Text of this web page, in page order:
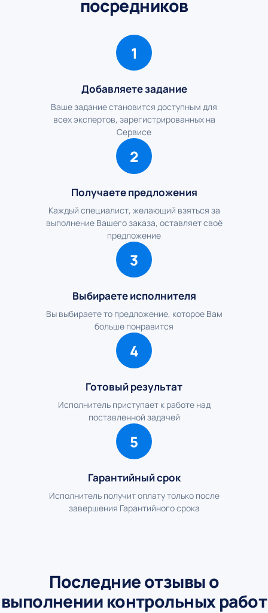
посредников
1
Добавляете задание
Ваше задание становится доступным для
всех экспертов, зарегистрированных на
Сервисе
2
Получаете предложения
Каждый специалист, желающий взяться за
выполнение Вашего заказа, оставляет своё
предложение
3
Выбираете исполнителя
Вы выбираете то предложение, которое Вам
больше понравится
4
Готовый результат
Исполнитель приступает к работе над
поставленной задачей
5
Гарантийный срок
Исполнитель получит оплату только после
завершения Гарантийного срока
Последние отзывы о
выполнении контрольных работ